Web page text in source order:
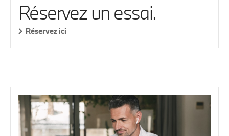
Réservez un essai.
Réservez ici